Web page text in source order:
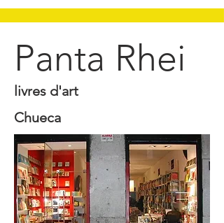
Panta Rhei
livres d'art
Chueca